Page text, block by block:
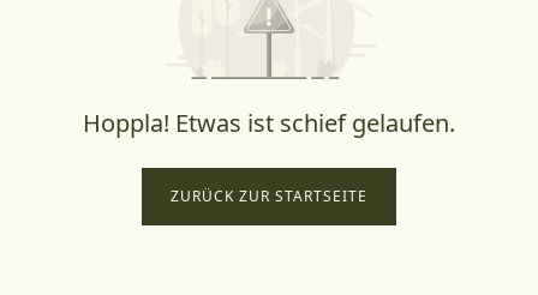
Hoppla! Etwas ist schief gelaufen.
ZURÜCK ZUR STARTSEITE